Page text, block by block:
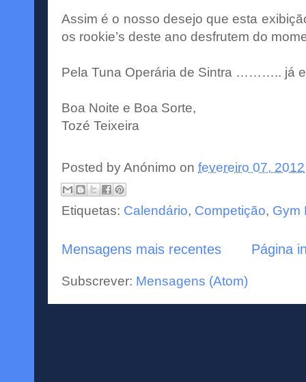
Assim é o nosso desejo que esta
os rookie’s deste ano desfrutem do
Pela Tuna Operária de Sintra ……….. já
Boa Noite e Boa Sorte,
Tozé Teixeira
Posted byAnónimo on fevereiro 07, 2012
Etiquetas: Calendário, Competição, Gym
Mensagens mais recentes Página
Subscrever: Mensagens (Atom)